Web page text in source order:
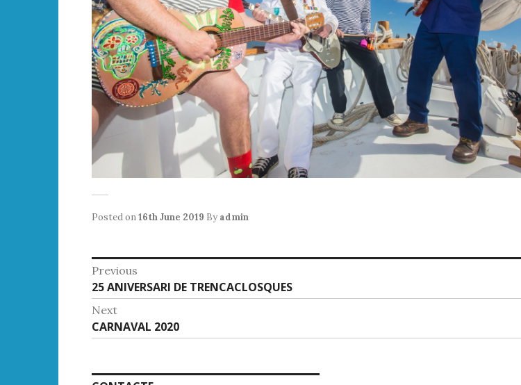
Posted on16th June 2019 By admin
Post
navigation
Previous
Previous
post:
25 ANIVERSARI DE TRENCACLOSQUES
Next
Next
post:
CARNAVAL 2020